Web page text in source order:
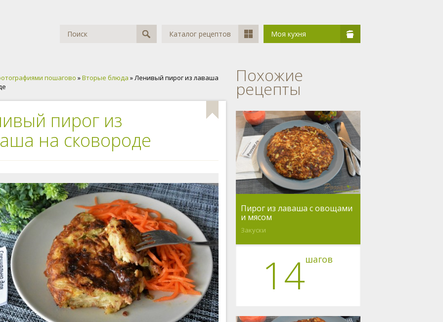
Каталог рецептов Моя кухня
пошагово »Вторые блюда » Ленивый пирог из лаваша
пирог из
на сковороде
Похожие
рецепты
Пирог из лаваша с овощами
и мясом
Закуски
14шагов